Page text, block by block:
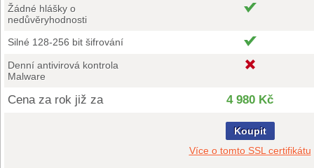
Žádné hlášky o
nedůvěryhodnosti
Silné 128-256 bit šifrování
Denní antivirová kontrola
Malware
Cena za rok již za 4 980 Kč
Koupit
Více o tomto SSL certifikátu